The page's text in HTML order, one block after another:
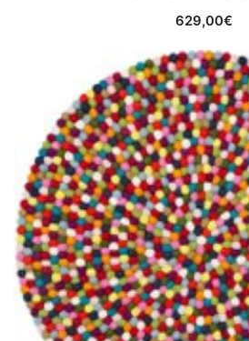
629,00€